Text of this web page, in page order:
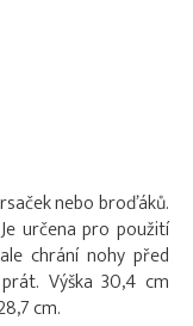
nebo broďáků.
určena pro použití
chrání nohy před
Výška 30,4 cm
cm.